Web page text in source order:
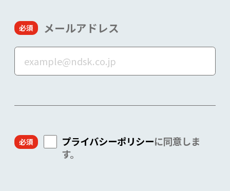
メールアドレス
プライバシーポリシーに同意しま
す。